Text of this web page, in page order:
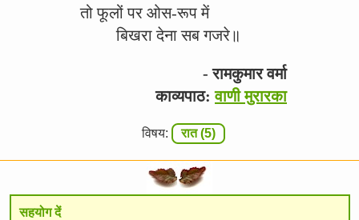
तो फूलों पर ओस-रूप में
बिखरा देना सब गजरे॥
- रामकुमार वर्मा
काव्यपाठ:वाणी मुरारका
विषय: रात (5)
सहयोग दें